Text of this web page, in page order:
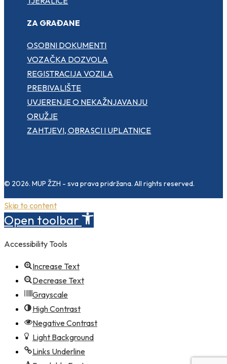
ZA GRAĐANE
OSOBNI DOKUMENTI
VOZAČKA DOZVOLA
REGISTRACIJA VOZILA
PREBIVALIŠTE
UVJERENJE O NEKAŽNJAVANJU
ORUŽJE
ZAHTJEVI, OBRASCI I UPLATNICE
© 2026. MUP ŽZH - sva prava pridržana. All rights reserved.
Skip to content
Open toolbar
Accessibility Tools
Increase Text
Decrease Text
Grayscale
High Contrast
Negative Contrast
Light Background
Links Underline